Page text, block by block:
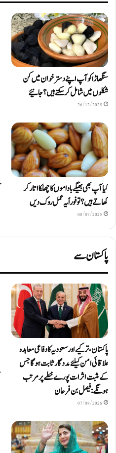
سنگھاڑا کو آپ اپنے دستر خوان میں کن
شکلوں میں شامل کرسکتے ہیں ؟ جانیئے
26/12/2025
کیا آپ بھی بھیگے باداموں کا چھلکا اتار کر
کھاتے ہیں؟ تو فوراً یہ عمل روک دیں
08/07/2025
پاکستان سے
پاکستان، ترکیے اور سعودیہ کا دفاعی معاہدہ
علاقائی امن کیلئے مددگار ثابت ہوگا جس
کے مثبت اثرات پورے خطے پر مرتب
ہونگے: فیصل بن فرحان
07/08/2026